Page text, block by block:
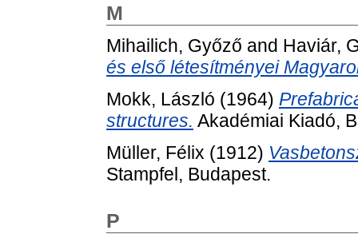
M
Mihailich, Győző and Haviár,
és első létesítményei
Mokk, László (1964)
structures. Akadémiai Kiadó,
Müller, Félix (1912)
Stampfel, Budapest.
P